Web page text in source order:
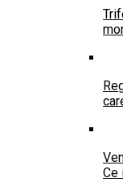
Ce